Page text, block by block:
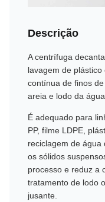
Descrição
A centrífuga
lavagem de
contínua de finos
areia e lodo da
É adequado para
PP, filme LDPE,
reciclagem de água
os sólidos
processo e reduz a
tratamento de lodo
jusante.